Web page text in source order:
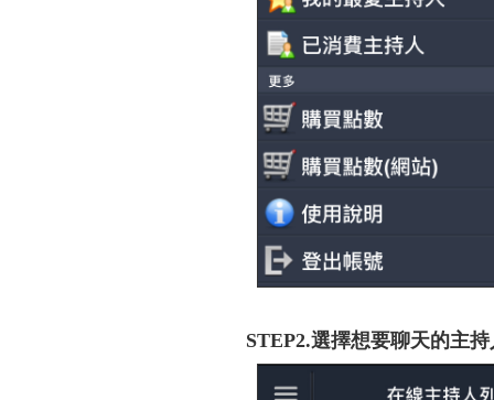
STEP2.選擇想要聊天的主持